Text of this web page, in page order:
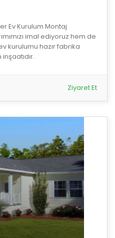
Ev Kurulum Montaj
imal ediyoruz hem de
kurulumu hazır fabrika
Ziyaret Et